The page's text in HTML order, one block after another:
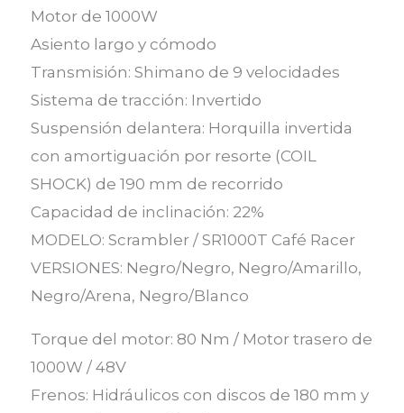
Motor de 1000W
Asiento largo y cómodo
Transmisión: Shimano de 9 velocidades
Sistema de tracción: Invertido
Suspensión delantera: Horquilla invertida
con amortiguación por resorte (COIL
SHOCK) de 190 mm de recorrido
Capacidad de inclinación: 22%
MODELO: Scrambler / SR1000T Café Racer
VERSIONES: Negro/Negro, Negro/Amarillo,
Negro/Arena, Negro/Blanco
Torque del motor: 80 Nm / Motor trasero de
1000W / 48V
Frenos: Hidráulicos con discos de 180 mm y